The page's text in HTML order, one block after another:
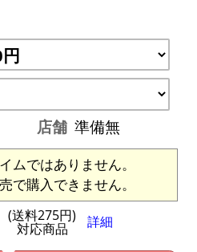
店舗 準備無
ムではありません。
で購入できません。
(送料275円)
対応商品 詳細